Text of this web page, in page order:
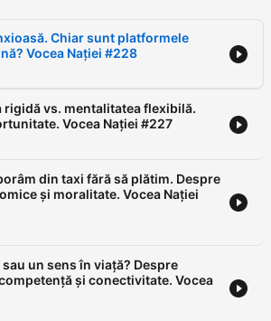
Chiar sunt platformele
Vocea Nației #228
rigidă vs. mentalitatea flexibilă.
Vocea Nației #227
din taxi fără să plătim. Despre
și moralitate. Vocea Nației
un sens în viață? Despre
și conectivitate. Vocea